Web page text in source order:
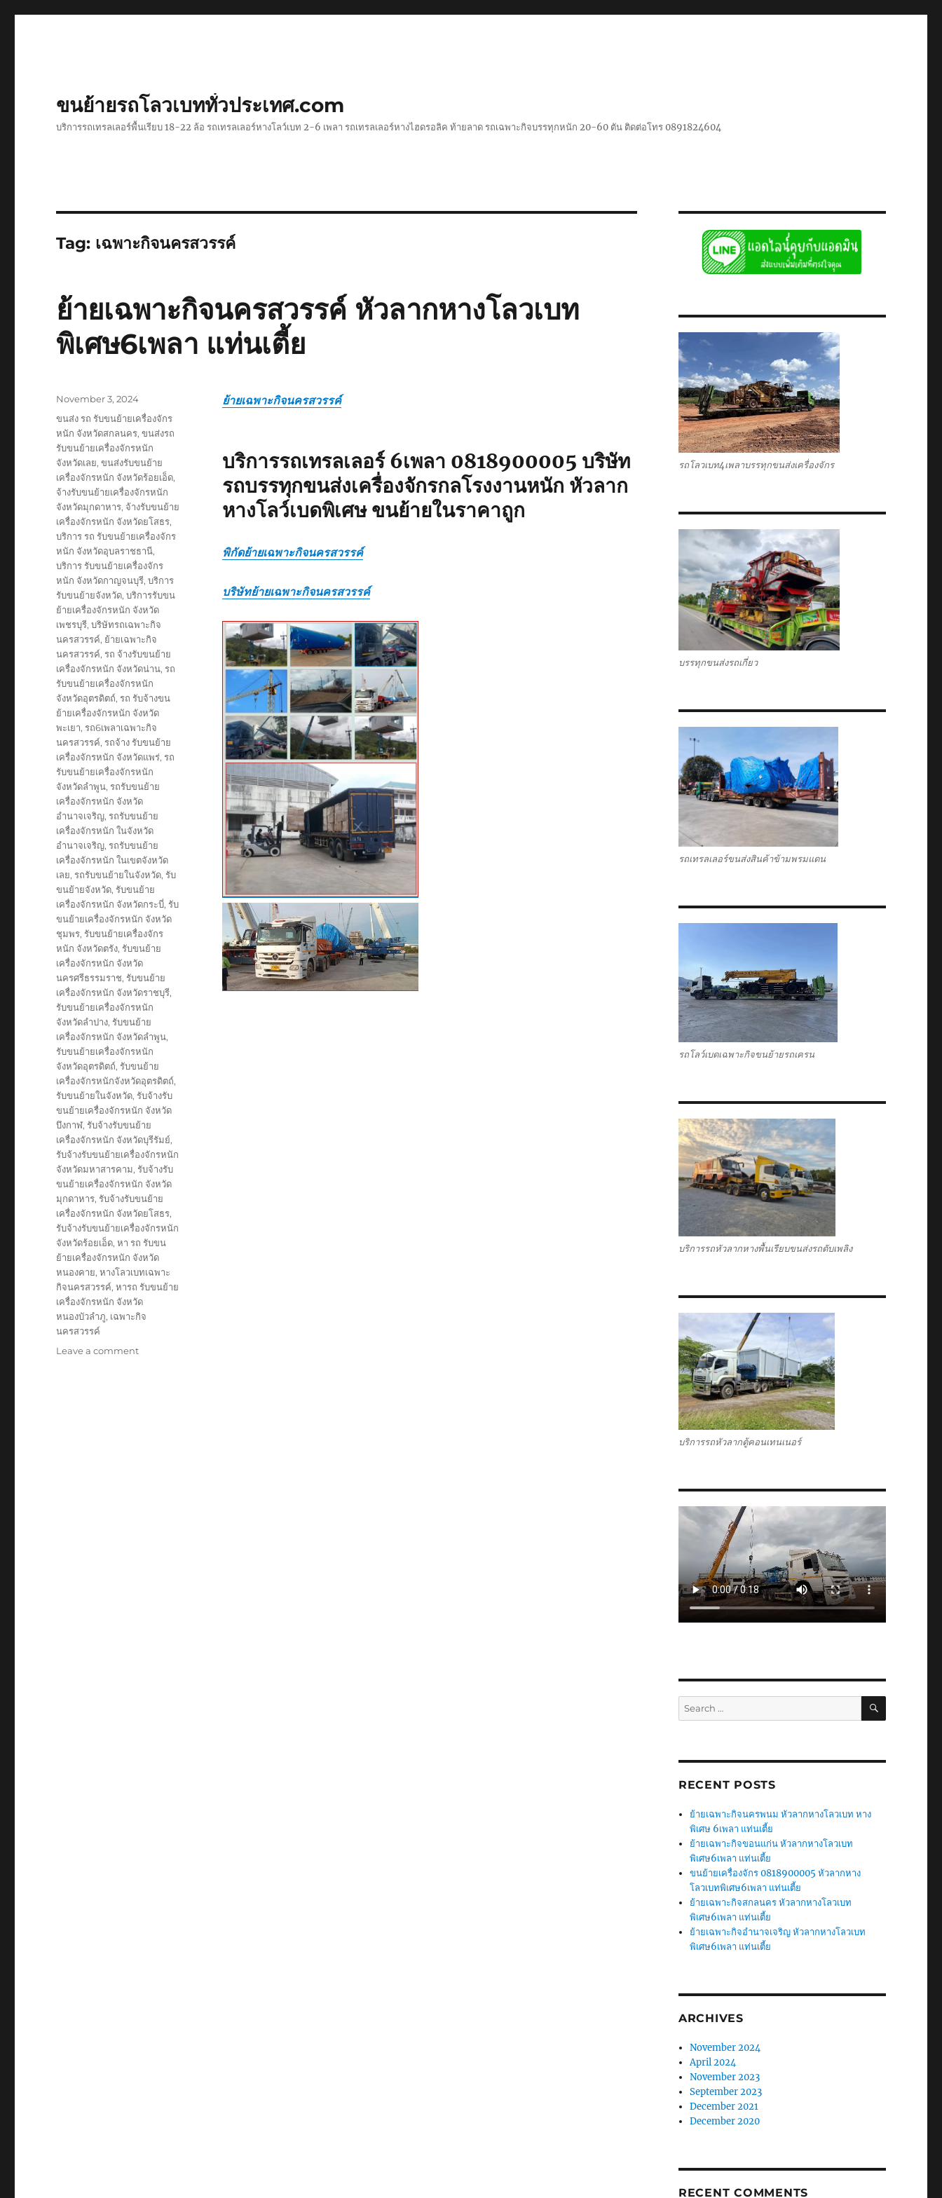
ขนย้ายรถโลวเบททั่วประเทศ.com
บริการรถเทรลเลอร์พื้นเรียบ 18-22 ล้อ รถเทรลเลอร์หางโลว์เบท 2-6 เพลา รถเทรลเลอร์หางไฮดรอลิค ท้ายลาด รถเฉพาะกิจบรรทุกหนัก 20-60 ตัน ติดต่อโทร 0891824604
Tag: เฉพาะกิจนครสวรรค์
ย้ายเฉพาะกิจนครสวรรค์ หัวลากหางโลวเบท
พิเศษ6เพลา แท่นเตี้ย
ย้ายเฉพาะกิจนครสวรรค์
บริการรถเทรลเลอร์ 6เพลา 0818900005 บริษัท
รถบรรทุกขนส่งเครื่องจักรกลโรงงานหนัก หัวลาก
หางโลว์เบดพิเศษ ขนย้ายในราคาถูก
พิกัดย้ายเฉพาะกิจนครสวรรค์
บริษัทย้ายเฉพาะกิจนครสวรรค์
Posted
November 3, 2024
Tags
ขนส่ง รถ รับขนย้ายเครื่องจักร
หนัก จังหวัดสกลนคร,ขนส่งรถ
รับขนย้ายเครื่องจักรหนัก
จังหวัดเลย,ขนส่งรับขนย้าย
เครื่องจักรหนัก จังหวัดร้อยเอ็ด,
จ้างรับขนย้ายเครื่องจักรหนัก
จังหวัดมุกดาหาร, จ้างรับขนย้าย
เครื่องจักรหนัก จังหวัดยโสธร,
บริการ รถ รับขนย้ายเครื่องจักร
หนัก จังหวัดอุบลราชธานี,
บริการ รับขนย้ายเครื่องจักร
หนัก จังหวัดกาญจนบุรี,บริการ
รับขนย้ายจังหวัด,บริการรับขน
ย้ายเครื่องจักรหนัก จังหวัด
เพชรบุรี,บริษัทรถเฉพาะกิจ
นครสวรรค์, ย้ายเฉพาะกิจ
นครสวรรค์,รถ จ้างรับขนย้าย
เครื่องจักรหนัก จังหวัดน่าน,รถ
รับขนย้ายเครื่องจักรหนัก
จังหวัดอุตรดิตถ์,รถ รับจ้างขน
ย้ายเครื่องจักรหนัก จังหวัด
พะเยา,รถ6เพลาเฉพาะกิจ
นครสวรรค์,รถจ้าง รับขนย้าย
เครื่องจักรหนัก จังหวัดแพร่,รถ
รับขนย้ายเครื่องจักรหนัก
จังหวัดลำพูน,รถรับขนย้าย
เครื่องจักรหนัก จังหวัด
อำนาจเจริญ,รถรับขนย้าย
เครื่องจักรหนัก ในจังหวัด
อำนาจเจริญ,รถรับขนย้าย
เครื่องจักรหนัก ในเขตจังหวัด
เลย,รถรับขนย้ายในจังหวัด,รับ
ขนย้ายจังหวัด,รับขนย้าย
เครื่องจักรหนัก จังหวัดกระบี่,รับ
ขนย้ายเครื่องจักรหนัก จังหวัด
ชุมพร,รับขนย้ายเครื่องจักร
หนัก จังหวัดตรัง,รับขนย้าย
เครื่องจักรหนัก จังหวัด
นครศรีธรรมราช,รับขนย้าย
เครื่องจักรหนัก จังหวัดราชบุรี,
รับขนย้ายเครื่องจักรหนัก
จังหวัดลำปาง,รับขนย้าย
เครื่องจักรหนัก จังหวัดลำพูน,
รับขนย้ายเครื่องจักรหนัก
จังหวัดอุตรดิตถ์,รับขนย้าย
เครื่องจักรหนักจังหวัดอุตรดิตถ์,
รับขนย้ายในจังหวัด,รับจ้างรับ
ขนย้ายเครื่องจักรหนัก จังหวัด
บึงกาฬ,รับจ้างรับขนย้าย
เครื่องจักรหนัก จังหวัดบุรีรัมย์,
รับจ้างรับขนย้ายเครื่องจักรหนัก
จังหวัดมหาสารคาม,รับจ้างรับ
ขนย้ายเครื่องจักรหนัก จังหวัด
มุกดาหาร,รับจ้างรับขนย้าย
เครื่องจักรหนัก จังหวัดยโสธร,
รับจ้างรับขนย้ายเครื่องจักรหนัก
จังหวัดร้อยเอ็ด,หา รถ รับขน
ย้ายเครื่องจักรหนัก จังหวัด
หนองคาย,หางโลวเบทเฉพาะ
กิจนครสวรรค์,หารถ รับขนย้าย
เครื่องจักรหนัก จังหวัด
หนองบัวลำภู, เฉพาะกิจ
นครสวรรค์
Leave a commenton
รถโลวเบท4เพลาบรรทุกขนส่งเครื่องจักร
บรรทุกขนส่งรถเกี่ยว
รถเทรลเลอร์ขนส่งสินค้าข้ามพรมแดน
รถโลว์เบดเฉพาะกิจขนย้ายรถเครน
บริการรถหัวลากหางพื้นเรียบขนส่งรถดับเพลิง
บริการรถหัวลากตู้คอนเทนเนอร์
Search
for:
SEARCH
RECENT POSTS
ย้ายเฉพาะกิจนครพนม หัวลากหางโลวเบท หาง
พิเศษ 6เพลา แท่นเตี้ย
ย้ายเฉพาะกิจขอนแก่น หัวลากหางโลวเบท
พิเศษ6เพลา แท่นเตี้ย
ขนย้ายเครื่องจักร 0818900005 หัวลากหาง
โลวเบทพิเศษ6เพลา แท่นเตี้ย
ย้ายเฉพาะกิจสกลนคร หัวลากหางโลวเบท
พิเศษ6เพลา แท่นเตี้ย
ย้ายเฉพาะกิจอำนาจเจริญ หัวลากหางโลวเบท
พิเศษ6เพลา แท่นเตี้ย
ARCHIVES
November 2024
April 2024
November 2023
September 2023
December 2021
December 2020
RECENT COMMENTS